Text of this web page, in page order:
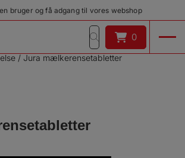
bruger og få adgang til vores webshop
0
0
/ Jura mælkerensetabletter